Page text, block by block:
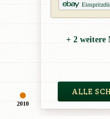
2010
+ 2 weitere
ALLE